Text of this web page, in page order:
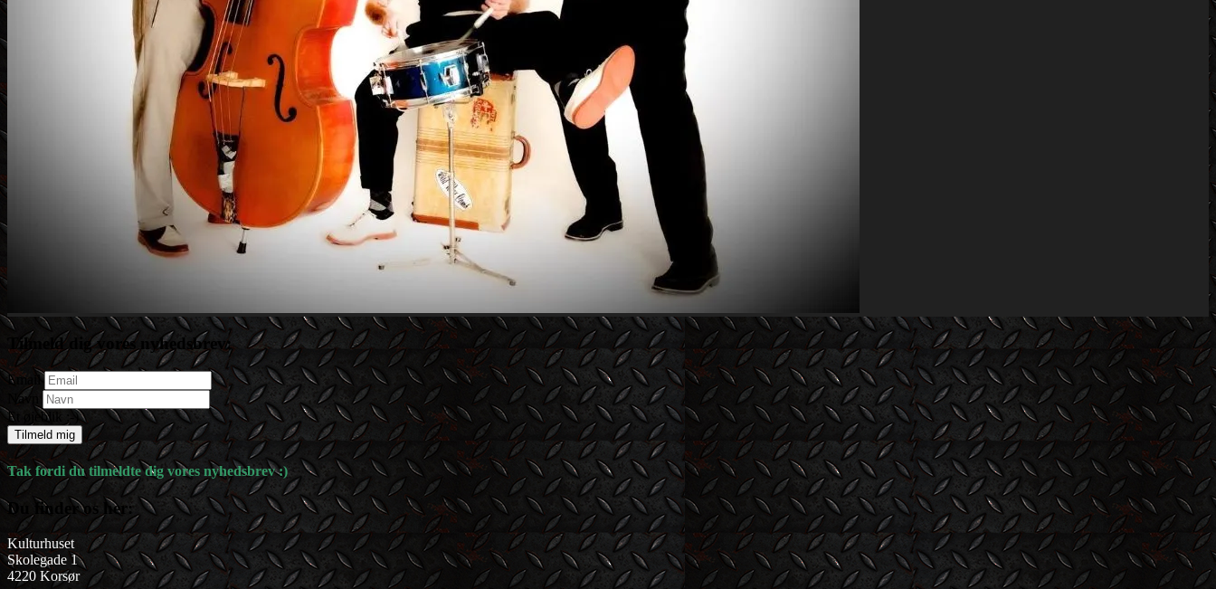
Tilmeld dig vores nyhedsbrev:
Email
Navn
Et øjeblik :-)
Tilmeld mig
Tak fordi du tilmeldte dig vores nyhedsbrev :)
Du finder os her:
Kulturhuset
Skolegade 1
4220 Korsør